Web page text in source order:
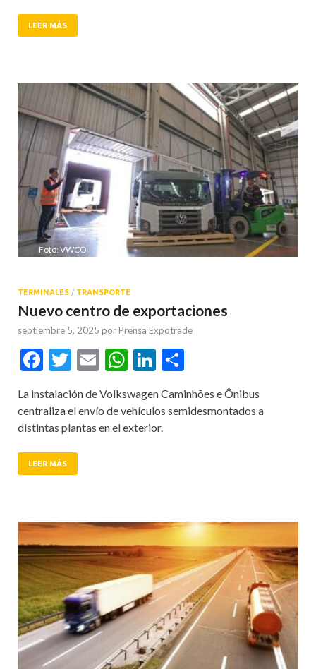
LEER MÁS
Foto: VWCO
TERMINALES / TRANSPORTE
Nuevo centro de exportaciones
septiembre 5, 2025 por Prensa Expotrade
Facebook
Twitter
EmailWhatsApp
LinkedIn
La instalación de Volkswagen Caminhões e Ônibus
centraliza el envío de vehículos semidesmontados a
distintas plantas en el exterior.
LEER MÁS